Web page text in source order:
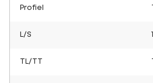
Profiel
L/S
TL/TT